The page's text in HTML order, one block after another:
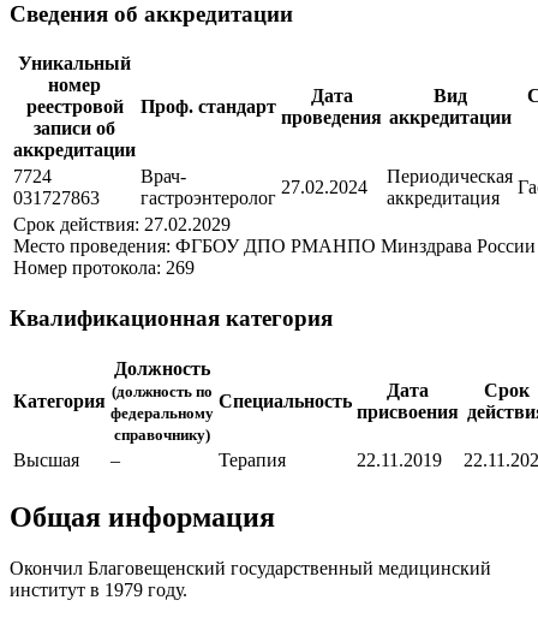
Сведения об аккредитации
Уникальный
номер
реестровой
записи об
аккредитации
Проф. стандарт
Дата
проведения
Вид
аккредитации
7724
031727863
Врач-
гастроэнтеролог
27.02.2024
Периодическая
аккредитация
Срок действия: 27.02.2029
Место проведения: ФГБОУ ДПО РМАНПО Минздрава России
Номер протокола: 269
Квалификационная категория
Категория
Должность
(должность по
федеральному
справочнику)
Специальность
Дата
присвоения
Срок
Высшая – Терапия 22.11.2019
Общая информация
Окончил Благовещенский государственный медицинский
институт в 1979 году.